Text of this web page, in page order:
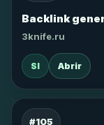
Backlink
3knife.ru
SI Abrir
#105